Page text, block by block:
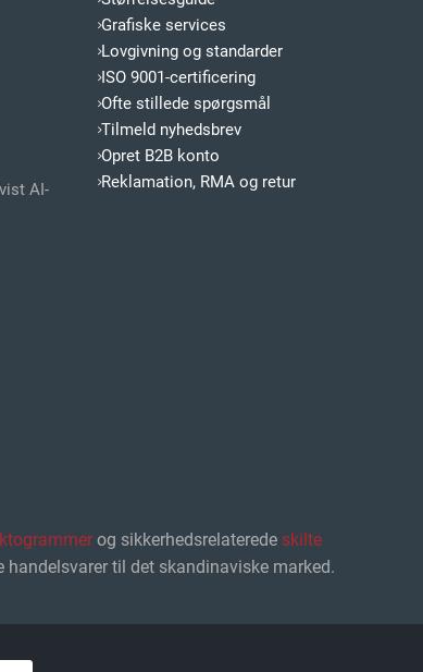
AI-
Grafiske services
Lovgivning og standarder
ISO 9001-certificering
Ofte stillede spørgsmål
Tilmeld nyhedsbrev
Opret B2B konto
Reklamation, RMA og retur
og sikkerhedsrelaterede skilte
til det skandinaviske marked.